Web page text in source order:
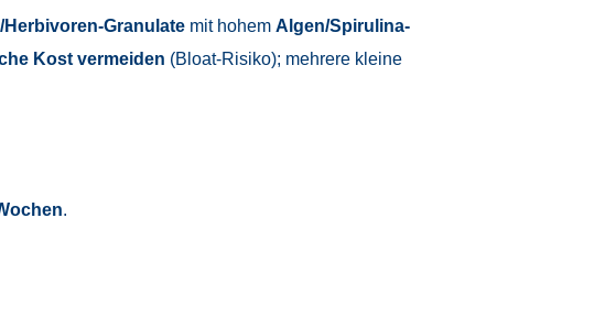
Herbivoren-Granulatemit hohem Algen/Spirulina-
Kost vermeiden (Bloat-Risiko); mehrere kleine
.